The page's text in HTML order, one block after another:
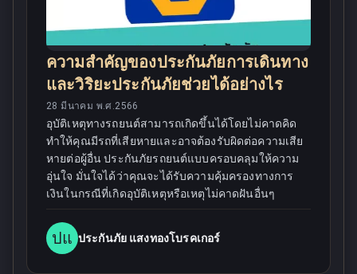
ความสำคัญของประกันภัยการเดินทาง
และวิริยะประกันภัยช่วยได้อย่างไร
28 มีนาคม พ.ศ.2566
อุบัติเหตุทางรถยนต์สามารถเกิดขึ้นได้โดยไม่คาดคิด
ทำให้คุณมีรถที่เสียหายและอาจต้องรับผิดต่อความเสีย
หายต่อผู้อื่น ประกันภัยรถยนต์แบบครอบคลุมให้ความ
อุ่นใจ มั่นใจได้ว่าคุณจะได้รับความคุ้มครองทางการ
เงินในกรณีที่เกิดอุบัติเหตุหรือเหตุไม่คาดฝันอื่นๆ
ปแ ประกันภัย แสงทองโบรคเกอร์